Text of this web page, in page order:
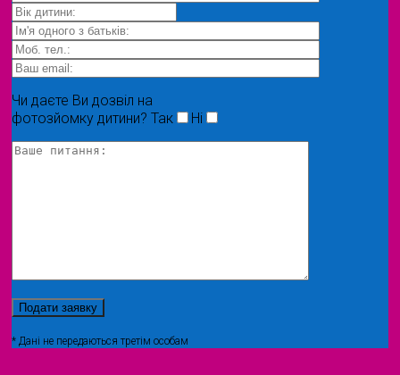
Чи даєте Ви дозвіл на
фотозйомку дитини? Так Ні
* Дані не передаються третім особам